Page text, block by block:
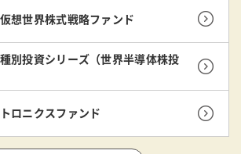
想世界株式戦略ファンド
別投資シリーズ（世界半導体株投
ロニクスファンド